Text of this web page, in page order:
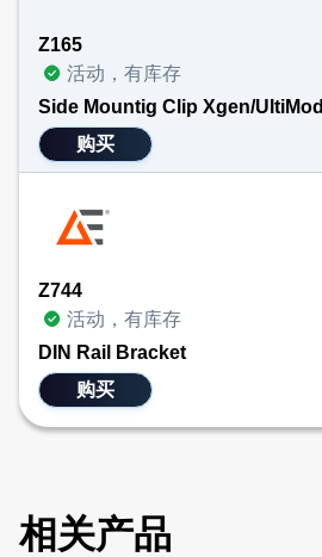
Z165
活动，有库存
Side Mountig Clip Xgen/UltiMod
购买
Z744
活动，有库存
DIN Rail Bracket
购买
相关产品